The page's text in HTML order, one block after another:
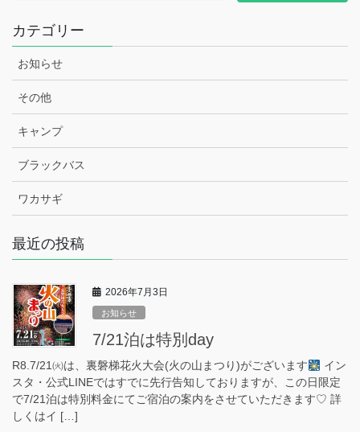
カテゴリー
お知らせ
その他
キャンプ
ブラックバス
ワカサギ
最近の投稿
2026年7月3日
お知らせ
7/21泊は特別day
R8.7/21㈫は、裏磐梯花火大会(火の山まつり)がございます
イン
スタ・公式LINEではすでに先行告知しておりますが、この日限定
で7/21泊は特別料金にてご宿泊の案内をさせていただきます♡ 詳
しくはイ […]